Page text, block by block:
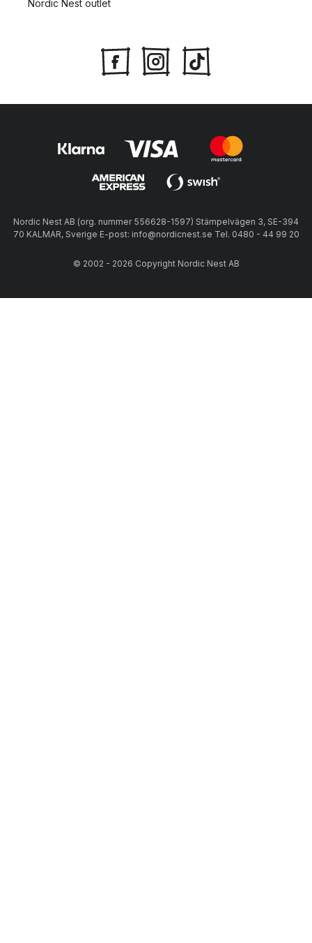
Nordic Nest outlet
Nordic Nest AB (org. nummer 556628-1597) Stämpelvägen 3, SE-394
70 KALMAR, Sverige E-post: info@nordicnest.se Tel. 0480 - 44 99 20
© 2002 - 2026 Copyright Nordic Nest AB